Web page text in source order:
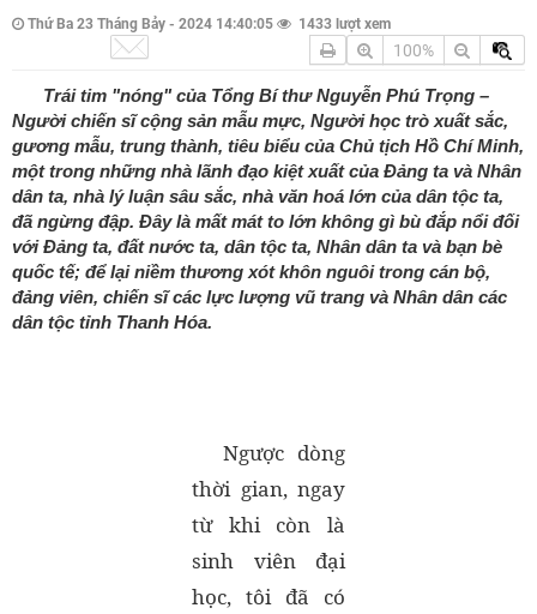
Thứ Ba 23 Tháng Bảy - 2024 14:40:05 1433 lượt xem
100%
Trái tim "nóng" của Tổng Bí thư Nguyễn Phú Trọng –
Người chiến sĩ cộng sản mẫu mực, Người học trò xuất sắc,
gương mẫu, trung thành, tiêu biểu của Chủ tịch Hồ Chí Minh,
một trong những nhà lãnh đạo kiệt xuất của Đảng ta và Nhân
dân ta, nhà lý luận sâu sắc, nhà văn hoá lớn của dân tộc ta,
đã ngừng đập. Đây là mất mát to lớn không gì bù đắp nổi đối
với Đảng ta, đất nước ta, dân tộc ta, Nhân dân ta và bạn bè
quốc tế; để lại niềm thương xót khôn nguôi trong cán bộ,
đảng viên, chiến sĩ các lực lượng vũ trang và Nhân dân các
dân tộc tỉnh Thanh Hóa.
Ngược dòng
thời gian, ngay
từ khi còn là
sinh viên đại
học, tôi đã có